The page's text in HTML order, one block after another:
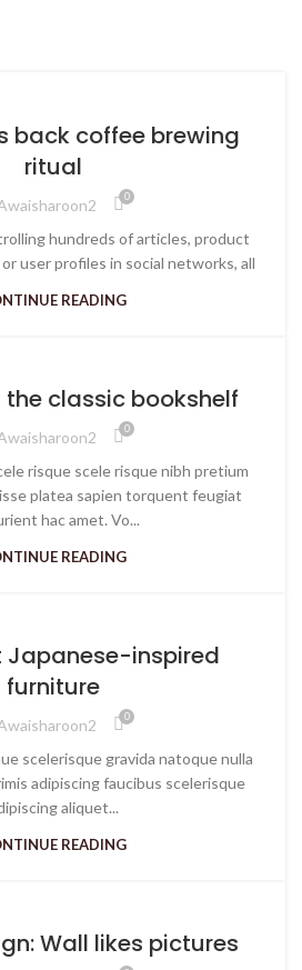
back coffee brewing
ritual
0
hundreds of articles, product
user profiles in social networks, all
READING
the classic bookshelf
0
risque scele risque nibh pretium
platea sapien torquent feugiat
hac amet. Vo...
READING
Japanese-inspired
furniture
0
scelerisque gravida natoque nulla
adipiscing faucibus scelerisque
aliquet...
READING
Wall likes pictures